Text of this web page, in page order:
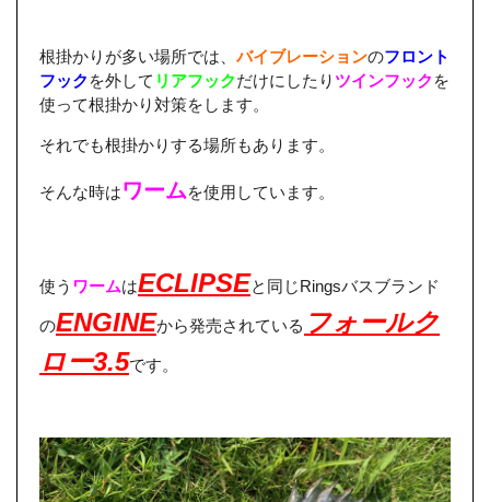
根掛かりが多い場所では、 バイブレーションのフロント
フック を外して リアフックだけにしたり ツインフック を
使って根掛かり対策をします。
それでも根掛かりする場所もあります。
そんな時はワームを使用しています。
使う ワームはECLIPSEと同じRingsバスブランド
のENGINEから発売されている フォールク
ロー3.5です。